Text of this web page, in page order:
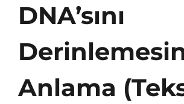
DNA’sını
Anlama